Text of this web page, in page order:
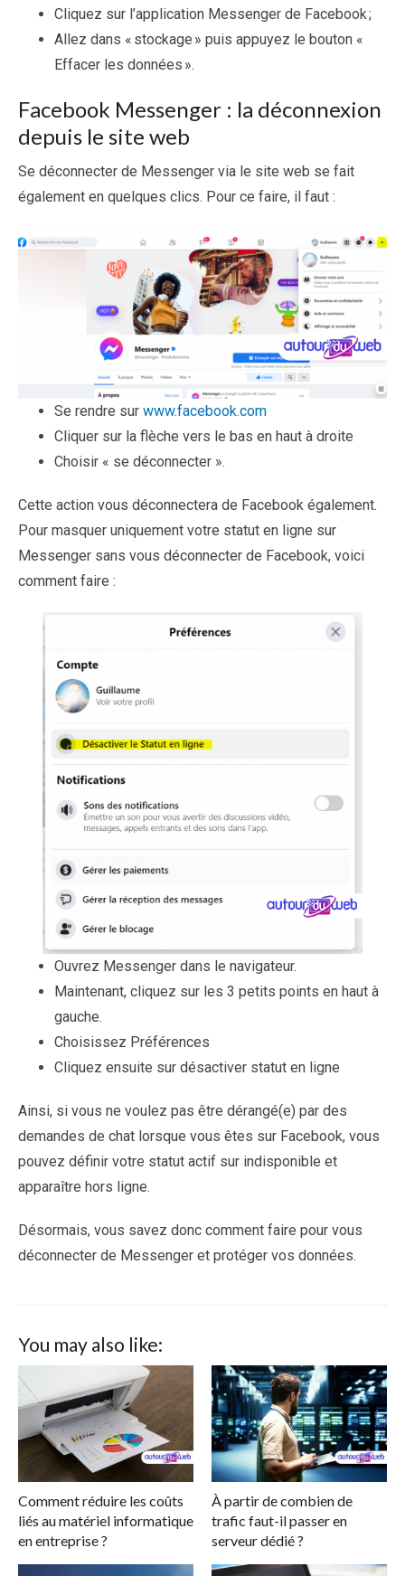
Cliquez sur l’application Messenger de Facebook ;
Allez dans « stockage » puis appuyez le bouton «
Effacer les données ».
Facebook Messenger : la déconnexion
depuis le site web
Se déconnecter de Messenger via le site web se fait
également en quelques clics. Pour ce faire, il faut :
Se rendre sur www.facebook.com
Cliquer sur la flèche vers le bas en haut à droite
Choisir « se déconnecter ».
Cette action vous déconnectera de Facebook également.
Pour masquer uniquement votre statut en ligne sur
Messenger sans vous déconnecter de Facebook, voici
comment faire :
Ouvrez Messenger dans le navigateur.
Maintenant, cliquez sur les 3 petits points en haut à
gauche.
Choisissez Préférences
Cliquez ensuite sur désactiver statut en ligne
Ainsi, si vous ne voulez pas être dérangé(e) par des
demandes de chat lorsque vous êtes sur Facebook, vous
pouvez définir votre statut actif sur indisponible et
apparaître hors ligne.
Désormais, vous savez donc comment faire pour vous
déconnecter de Messenger et protéger vos données.
You may also like:
Comment réduire les coûts
liés au matériel informatique
en entreprise ?
À partir de combien de
trafic faut-il passer en
serveur dédié ?